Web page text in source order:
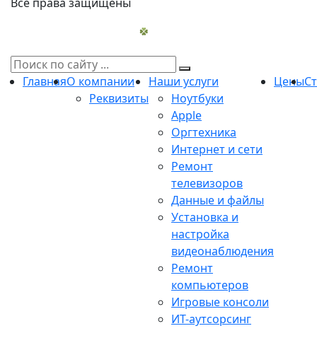
ГлавнаяО компании
Реквизиты
Наши услуги
Ноутбуки
Apple
Оргтехника
Интернет и сети
Ремонт
телевизоров
Данные и файлы
Установка и
настройка
видеонаблюдения
Ремонт
компьютеров
Игровые консоли
ИТ-аутсорсинг
Цены